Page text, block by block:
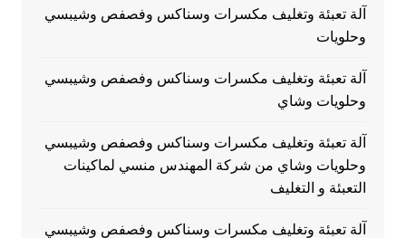
آلة تعبئة وتغليف مكسرات وسناكس وفصفص وشيبسي
وحلويات
آلة تعبئة وتغليف مكسرات وسناكس وفصفص وشيبسي
وحلويات وشاي
آلة تعبئة وتغليف مكسرات وسناكس وفصفص وشيبسي
وحلويات وشاي من شركة المهندس منسي لماكينات
التعبئة و التغليف
آلة تعبئة وتغليف مكسرات وسناكس وفصفص وشيبسي